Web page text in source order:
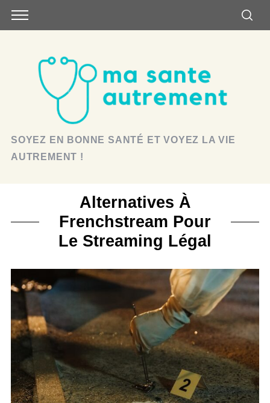
SOYEZ EN BONNE SANTÉ ET VOYEZ LA VIE
AUTREMENT !
Alternatives À
Frenchstream Pour
Le Streaming Légal